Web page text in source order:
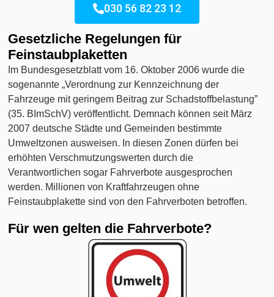
030 56 82 23 12
Gesetzliche Regelungen für
Feinstaubplaketten
Im Bundesgesetzblatt vom 16. Oktober 2006 wurde die
sogenannte „Verordnung zur Kennzeichnung der
Fahrzeuge mit geringem Beitrag zur Schadstoffbelastung”
(35. BImSchV) veröffentlicht. Demnach können seit März
2007 deutsche Städte und Gemeinden bestimmte
Umweltzonen ausweisen. In diesen Zonen dürfen bei
erhöhten Verschmutzungswerten durch die
Verantwortlichen sogar Fahrverbote ausgesprochen
werden. Millionen von Kraftfahrzeugen ohne
Feinstaubplakette sind von den Fahrverboten betroffen.
Für wen gelten die Fahrverbote?